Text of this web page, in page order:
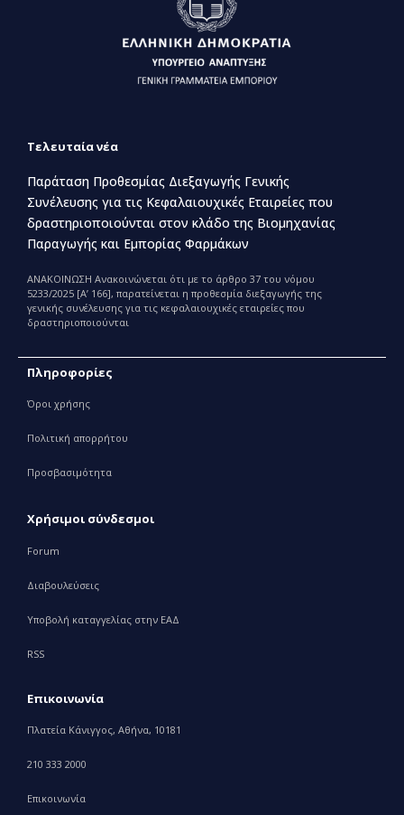
Τελευταία νέα
Παράταση Προθεσμίας Διεξαγωγής Γενικής
Συνέλευσης για τις Κεφαλαιουχικές Εταιρείες που
δραστηριοποιούνται στον κλάδο της Βιομηχανίας
Παραγωγής και Εμπορίας Φαρμάκων
ΑΝΑΚΟΙΝΩΣΗ Ανακοινώνεται ότι με το άρθρο 37 του νόμου
5233/2025 [Α’ 166], παρατείνεται η προθεσμία διεξαγωγής της
γενικής συνέλευσης για τις κεφαλαιουχικές εταιρείες που
δραστηριοποιούνται
Πληροφορίες
Όροι χρήσης
Πολιτική απορρήτου
Προσβασιμότητα
Χρήσιμοι σύνδεσμοι
Forum
Διαβουλεύσεις
Υποβολή καταγγελίας στην ΕΑΔ
RSS
Επικοινωνία
Πλατεία Κάνιγγος, Αθήνα, 10181
210 333 2000
Επικοινωνία